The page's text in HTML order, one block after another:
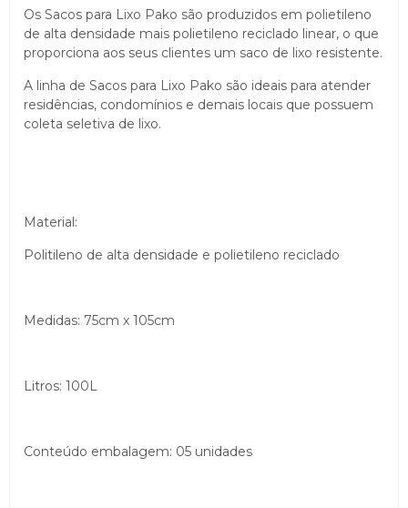
Os Sacos para Lixo Pako são produzidos em polietileno
de alta densidade mais polietileno reciclado linear, o que
proporciona aos seus clientes um saco de lixo resistente.
A linha de Sacos para Lixo Pako são ideais para atender
residências, condomínios e demais locais que possuem
coleta seletiva de lixo.
Material:
Politileno de alta densidade e polietileno reciclado
Medidas: 75cm x 105cm
Litros: 100L
Conteúdo embalagem: 05 unidades